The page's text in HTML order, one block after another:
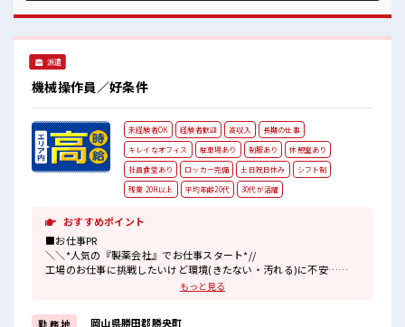
派遣
機械操作員／好条件
未経験者OK 経験者歓迎 高収入
長期の仕事
キレイなオフィス
駐車場あり 制服あり
休憩室あり
社員食堂あり
ロッカー完備 土日祝日休み
シフト制
残業 20H以上
平均年齢20代 30代が活躍
おすすめポイント
■お仕事PR
＼＼*人気の『製薬会社』でお仕事スタート*//
工場のお仕事に挑戦したいけど環境(きたない・汚れる)に不安…
なんて方も『医薬品』のお仕事なら心配も解決されます！
衛生管理も徹底されているので不安だって解消！
もっと見る
勤 務 地 岡山県勝田郡勝央町